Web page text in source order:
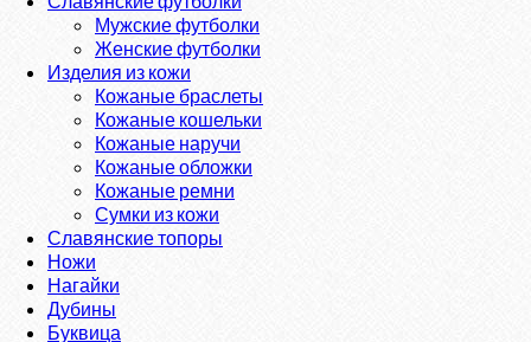
Мужские футболки
Женские футболки
Изделия из кожи
Кожаные браслеты
Кожаные кошельки
Кожаные наручи
Кожаные обложки
Кожаные ремни
Сумки из кожи
Славянские топоры
Ножи
Нагайки
Дубины
Буквица